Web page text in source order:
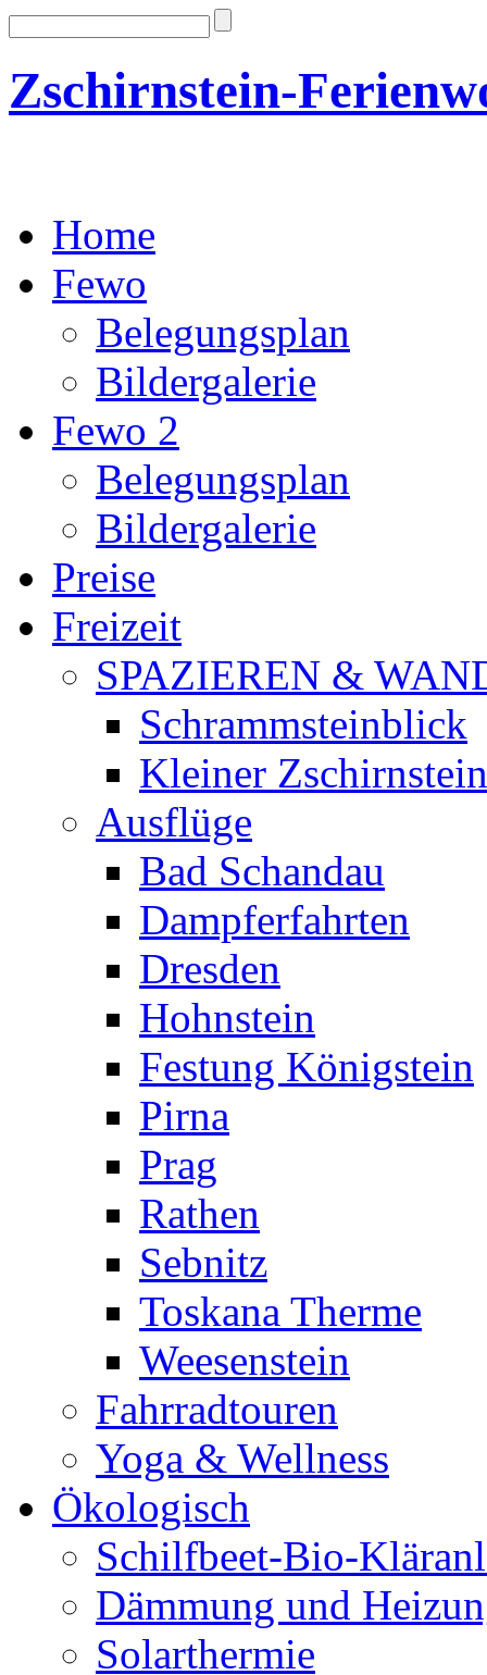
Zschirnstein-
Home
Fewo
Belegungsplan
Bildergalerie
Fewo 2
Belegungsplan
Bildergalerie
Preise
Freizeit
SPAZIEREN &
Schrammsteinblick
Kleiner Zschirnstein
Ausflüge
Bad Schandau
Dampferfahrten
Dresden
Hohnstein
Festung Königstein
Pirna
Prag
Rathen
Sebnitz
Toskana Therme
Weesenstein
Fahrradtouren
Yoga & Wellness
Ökologisch
Schilfbeet-Bio-
Dämmung und
Solarthermie